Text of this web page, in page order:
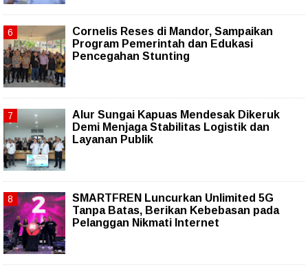
Cornelis Reses di Mandor, Sampaikan
Program Pemerintah dan Edukasi
Pencegahan Stunting
Alur Sungai Kapuas Mendesak Dikeruk
Demi Menjaga Stabilitas Logistik dan
Layanan Publik
SMARTFREN Luncurkan Unlimited 5G
Tanpa Batas, Berikan Kebebasan pada
Pelanggan Nikmati Internet